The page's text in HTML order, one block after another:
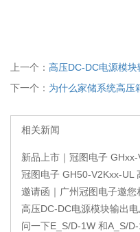
上一个： 高压DC-DC电源模
下一个： 为什么家储系统高压
相关新闻
新品上市｜冠图电子 GHxx-
冠图电子 GH50-V2Kxx-UL
邀请函｜广州冠图电子邀您
高压DC-DC电源模块输出电
问一下E_S/D-1W 和A_S/